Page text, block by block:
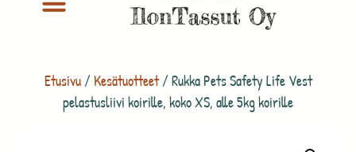
Etusivu/Kesätuotteet/ Rukka Pets Safety Life Vest
pelastusliivi koirille, koko XS, alle 5kg koirille